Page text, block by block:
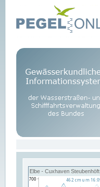
Elbe - Cuxhaven Steubenhöft